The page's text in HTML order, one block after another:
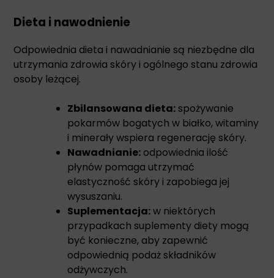
Dieta i nawodnienie
Odpowiednia dieta i nawadnianie są niezbędne dla
utrzymania zdrowia skóry i ogólnego stanu zdrowia
osoby leżącej.
Zbilansowana dieta:spożywanie
pokarmów bogatych w białko, witaminy
i minerały wspiera regenerację skóry.
Nawadnianie: odpowiednia ilość
płynów pomaga utrzymać
elastyczność skóry i zapobiega jej
wysuszaniu.
Suplementacja:w niektórych
przypadkachsuplementy diety mogą
być konieczne, aby zapewnić
odpowiednią podaż składników
odżywczych.